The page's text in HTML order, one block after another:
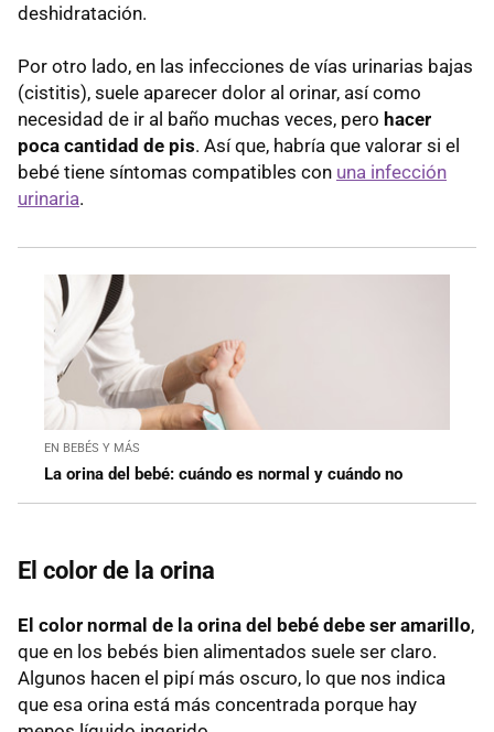
deshidratación.
Por otro lado, en las infecciones de vías urinarias bajas
(cistitis), suele aparecer dolor al orinar, así como
necesidad de ir al baño muchas veces, pero hacer
poca cantidad de pis. Así que, habría que valorar si el
bebé tiene síntomas compatibles con una infección
urinaria.
EN BEBÉS Y MÁS
La orina del bebé: cuándo es normal y cuándo no
El color de la orina
El color normal de la orina del bebé debe ser amarillo,
que en los bebés bien alimentados suele ser claro.
Algunos hacen el pipí más oscuro, lo que nos indica
que esa orina está más concentrada porque hay